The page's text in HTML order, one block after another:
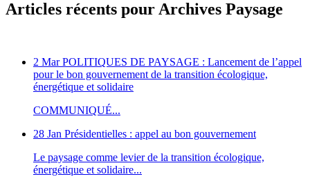
Articles récents pour Archives Paysage
2 Mar POLITIQUES DE PAYSAGE : Lancement de l’appel
pour le bon gouvernement de la transition écologique,
énergétique et solidaire
COMMUNIQUÉ...
28 Jan Présidentielles : appel au bon gouvernement
Le paysage comme levier de la transition écologique,
énergétique et solidaire...